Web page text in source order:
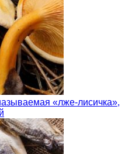
«лже-лисичка»,